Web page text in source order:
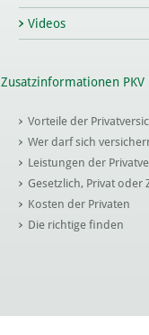
Videos
Zusatzinformationen PKV
Vorteile der
Wer darf sich
Leistungen der
Gesetzlich, Privat oder
Kosten der Privaten
Die richtige finden